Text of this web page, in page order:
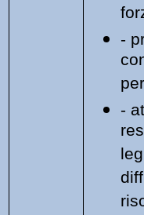
-
-